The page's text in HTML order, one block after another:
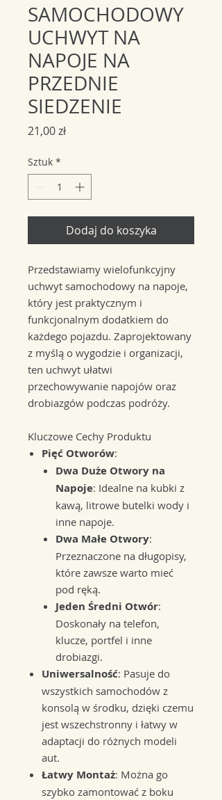
SAMOCHODOWY
UCHWYT NA
NAPOJE NA
PRZEDNIE
SIEDZENIE
21,00 złCena
Sztuk *
Dodaj do koszyka
Przedstawiamy wielofunkcyjny
uchwyt samochodowy na napoje,
który jest praktycznym i
funkcjonalnym dodatkiem do
każdego pojazdu. Zaprojektowany
z myślą o wygodzie i organizacji,
ten uchwyt ułatwi
przechowywanie napojów oraz
drobiazgów podczas podróży.
Kluczowe Cechy Produktu
Pięć Otworów:
Dwa Duże Otwory na
Napoje: Idealne na kubki z
kawą, litrowe butelki wody i
inne napoje.
Dwa Małe Otwory:
Przeznaczone na długopisy,
które zawsze warto mieć
pod ręką.
Jeden Średni Otwór:
Doskonały na telefon,
klucze, portfel i inne
drobiazgi.
Uniwersalność: Pasuje do
wszystkich samochodów z
konsolą w środku, dzięki czemu
jest wszechstronny i łatwy w
adaptacji do różnych modeli
aut.
Łatwy Montaż: Można go
szybko zamontować z boku